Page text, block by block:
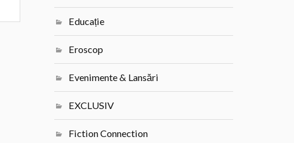
Educație
Eroscop
Evenimente & Lansări
EXCLUSIV
Fiction Connection